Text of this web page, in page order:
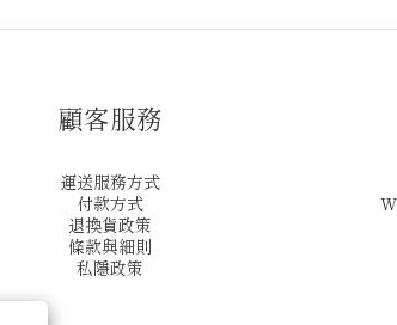
顧客服務
運送服務方式
付款方式
退換貨政策
條款與細則
私隱政策